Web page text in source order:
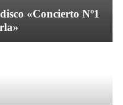
«Concierto Nº1